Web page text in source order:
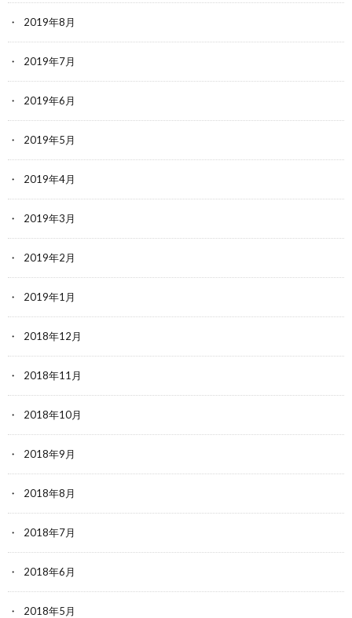
2019年8月
2019年7月
2019年6月
2019年5月
2019年4月
2019年3月
2019年2月
2019年1月
2018年12月
2018年11月
2018年10月
2018年9月
2018年8月
2018年7月
2018年6月
2018年5月